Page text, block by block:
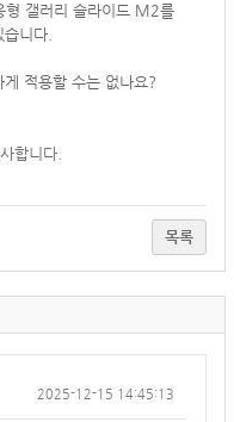
형 갤러리 슬라이드 M2를
니다.
적용할 수는 없나요?
합니다.
목록
2025-12-15 14:45:13